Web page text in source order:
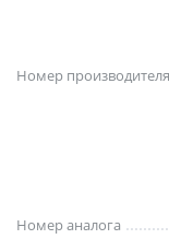
Номер производителя
Номер аналога